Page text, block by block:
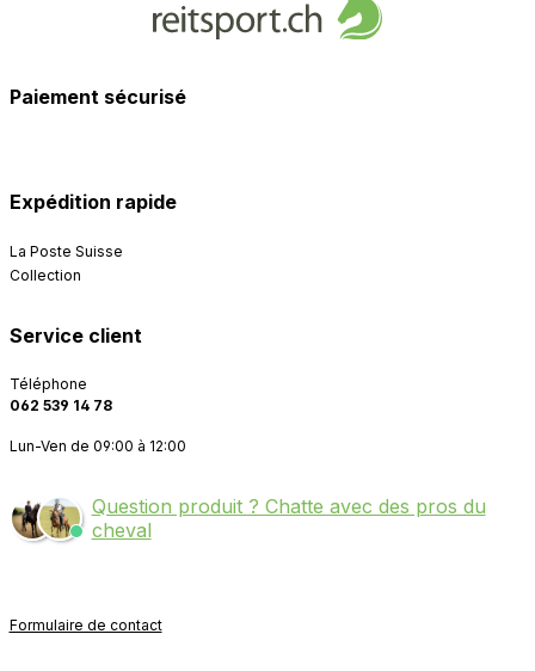
Paiement sécurisé
Expédition rapide
La Poste Suisse
Collection
Service client
Téléphone
062 539 14 78
Lun-Ven de 09:00 à 12:00
Question produit ? Chatte avec des pros du
cheval
Formulaire de contact